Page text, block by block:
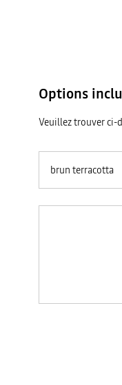
Options
Veuillez trouver ci-
brun terracotta